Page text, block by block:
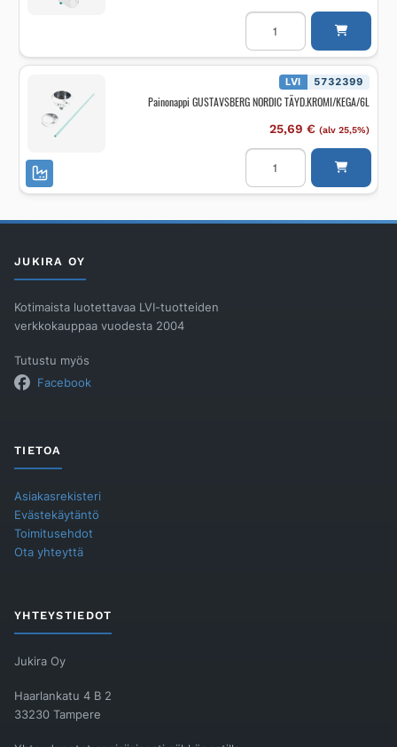
Painonappi
GUSTAVSBERG
määrä
LVI 5732399
Painonappi GUSTAVSBERG NORDIC TÄYD.KROMI/KEGA/6L
25,69 € (alv 25,5%)
Painonappi
GUSTAVSBERG
TÄYD.KROMI/KEGA/6L
JUKIRA OY
Kotimaista luotettavaa LVI-tuotteiden
verkkokauppaa vuodesta 2004
Tutustu myös
Facebook
TIETOA
Asiakasrekisteri
Evästekäytäntö
Toimitusehdot
Ota yhteyttä
YHTEYSTIEDOT
Jukira Oy
Haarlankatu 4 B 2
33230 Tampere